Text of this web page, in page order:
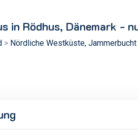
in Rödhus, Dänemark -
> Nördliche Westküste, Jammerbucht